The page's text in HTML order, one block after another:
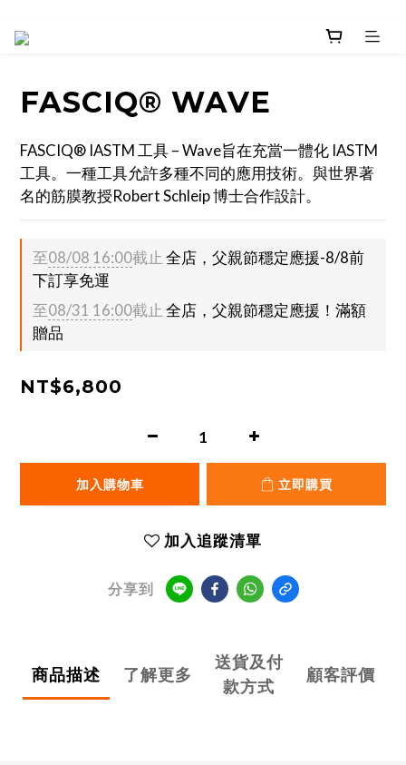
FASCIQ® WAVE
FASCIQ® IASTM 工具 – Wave旨在充當一體化 IASTM
工具。一種工具允許多種不同的應用技術。與世界著
名的筋膜教授Robert Schleip 博士合作設計。
至08/08 16:00截止 全店，父親節穩定應援-8/8前
下訂享免運
至08/31 16:00截止 全店，父親節穩定應援！滿額
贈品
NT$6,800
加入購物車 立即購買
加入追蹤清單
分享到
商品描述 了解更多
送貨及付
款方式
顧客評價